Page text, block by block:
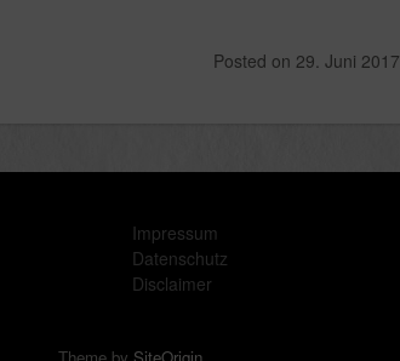
Posted on 29. Juni 2017
Impressum
Datenschutz
Disclaimer